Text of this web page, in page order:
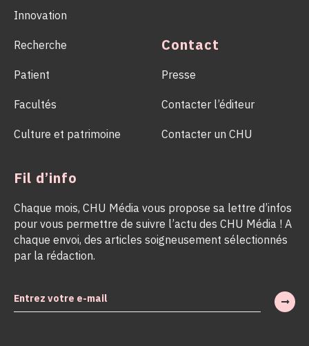
Innovation
Recherche
Patient
Facultés
Culture et patrimoine
Contact
Presse
Contacter l’éditeur
Contacter un CHU
Fil d’info
Chaque mois, CHU Média vous propose sa lettre d’infos
pour vous permettre de suivre l’actu des CHU Média ! A
chaque envoi, des articles soigneusement sélectionnés
par la rédaction.